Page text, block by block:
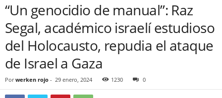
“Un genocidio de manual”: Raz
Segal, académico israelí estudioso
del Holocausto, repudia el ataque
de Israel a Gaza
Por werken rojo - 29 enero, 2024 1230 0